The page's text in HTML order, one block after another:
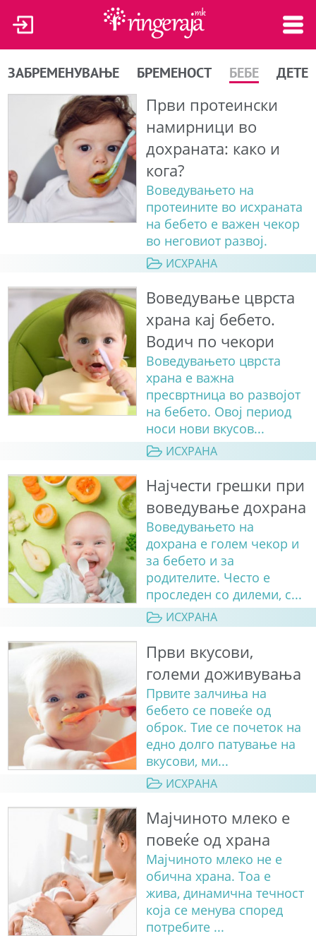
ЗАБРЕМЕНУВАЊЕ БРЕМЕНОСТ БЕБЕ ДЕТЕ
Први протеински
намирници во
дохраната: како и
кога?
Воведувањето на
протеините во исхраната
на бебето е важен чекор
во неговиот развој.
ИСХРАНА
Воведување цврста
храна кај бебето.
Водич по чекори
Воведувањето цврста
храна е важна
пресвртница во развојот
на бебето. Овој период
носи нови вкусов...
ИСХРАНА
Најчести грешки при
воведување дохрана
Воведувањето на
дохрана е голем чекор и
за бебето и за
родителите. Често е
проследен со дилеми, с...
ИСХРАНА
Први вкусови,
големи доживувања
Првите залчиња на
бебето се повеќе од
оброк. Тие се почеток на
едно долго патување на
вкусови, ми...
ИСХРАНА
Мајчиното млеко е
повеќе од храна
Мајчиното млеко не е
обична храна. Тоа е
жива, динамична течност
која се менува според
потребите ...